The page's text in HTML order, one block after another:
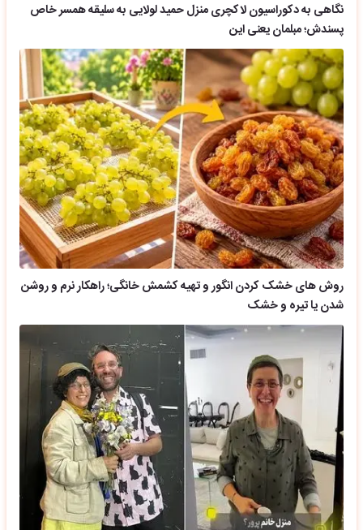
نگاهی به دکوراسیون لاکچری منزل حمید لولایی به سلیقه همسر خاص
پسندش؛ مبلمان یعنی این
روش های خشک کردن انگور و تهیه کشمش خانگی؛ راهکار نرم و روشن
شدن یا تیره و خشک